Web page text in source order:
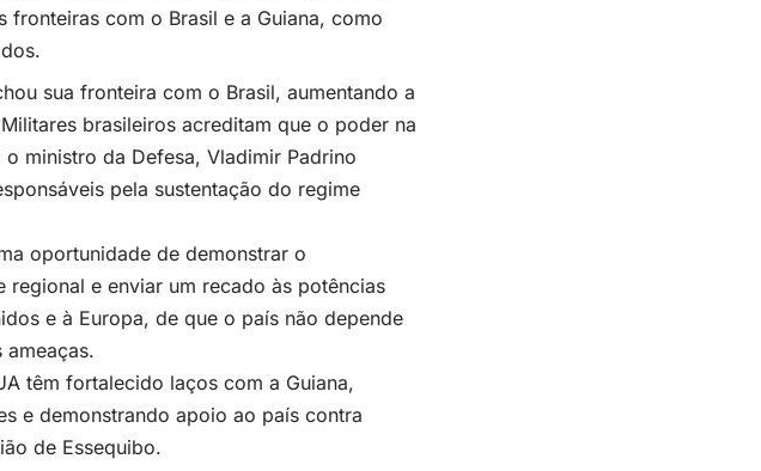
fronteiras com o Brasil e a Guiana, como
sua fronteira com o Brasil, aumentando a
brasileiros acreditam que o poder na
ministro da Defesa, Vladimir Padrino
pela sustentação do regime
oportunidade de demonstrar o
e enviar um recado às potências
e à Europa, de que o país não depende
têm fortalecido laços com a Guiana,
e demonstrando apoio ao país contra
de Essequibo.